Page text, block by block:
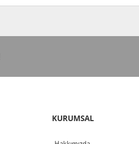
KURUMSAL